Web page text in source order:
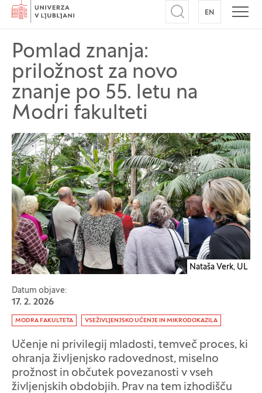
Domov
Odpri iskalnik
EN NA
Pomlad znanja:
priložnost za novo
znanje po 55. letu na
Modri fakulteti
Nataša Verk, UL
Datum objave:
17. 2. 2026
Oznaka:
MODRA FAKULTETA VSEŽIVLJENJSKO UČENJE IN MIKRODOKAZILA
Učenje ni privilegij mladosti, temveč proces, ki
ohranja življenjsko radovednost, miselno
prožnost in občutek povezanosti v vseh
življenjskih obdobjih. Prav na tem izhodišču